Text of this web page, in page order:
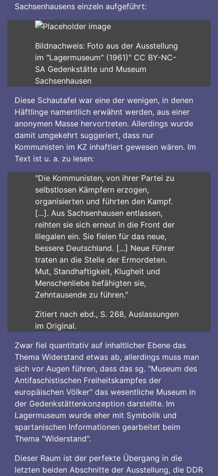
Sachsenhausens einzeln aufgeführt:
Bildnachweis: Foto aus der Ausstellung
im "Lagermuseum" (1961)" CC BY-NC-
SA Gedenkstätte und Museum
Sachsenhausen
Diese Schautafel war eine der wenigen, in denen
Häftlinge namentlich erwähnt werden, aus einer
anonymen Masse hervortreten. Allerdings wurde
damit umgekehrt suggeriert, dass nur
Kommunisten im KZ inhaftiert gewesen wären. Im
Text ist u. a. zu lesen:
"Die Kommunisten, von ihrer Partei zu
selbstlosen Kämpfern erzogen,
organisierten und führten den Kampf.
[...]. Aus Sachsenhausen entlassen,
reihten sie sich erneut in die Front der
Illegalen ein. Sie fielen für das neue,
bessere Deutschland. [...] Neue Führer
traten an die Stelle der Ermordeten.
Mut, Standhaftigkeit, Klugheit und
Menschenliebe befähigten sie,
Zehntausende zu führen."
Zitiert nach ebd., S. 268, Auslassungen
im Original.
Zwar fiel quantitativ auf inhaltlicher Ebene das
Thema Widerstand etwas ab, allerdings muss man
sich vor Augen führen, dass das sg. "Museum des
Antifaschistischen Freiheitskampfes der
europäischen Völker" das wesentliche Museum in
der Gedenkstättenkonzeption darstellte. Im
Lagermuseum wurde eher mit Symbolik und
spartanischen Informationen gearbeitet beim
Thema "Widerstand".
Dieser Raum ist der perfekte Übergang in die
letzten beiden Abschnitte der Ausstellung, die DDR